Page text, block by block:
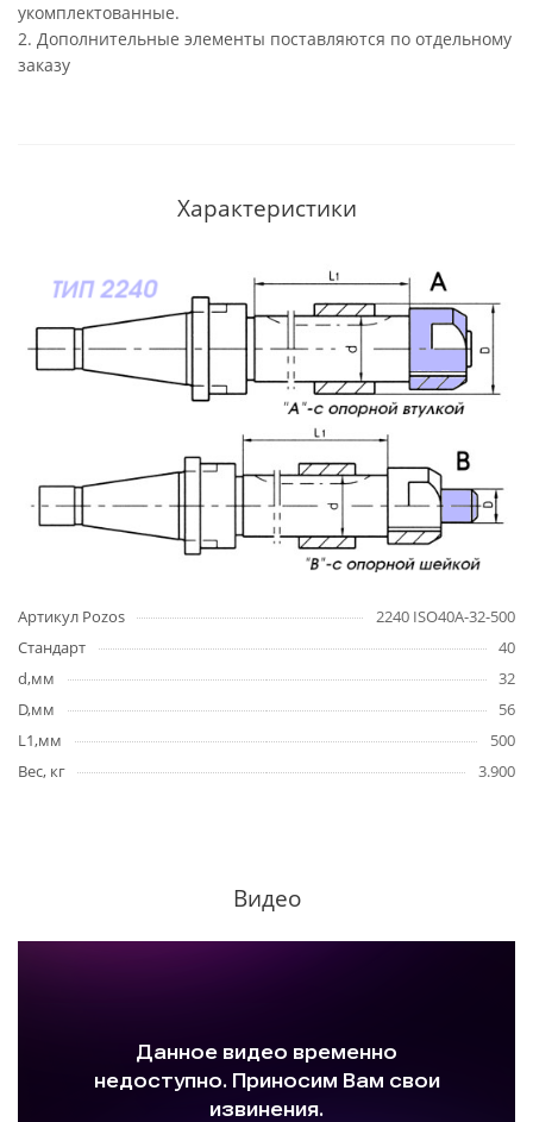
укомплектованные.
2. Дополнительные элементы поставляются по отдельному
заказу
Характеристики
Артикул Pozos
2240 ISO40A-32-500
Стандарт
40
d,мм
32
D,мм
56
L1,мм
500
Вес, кг
3.900
Видео